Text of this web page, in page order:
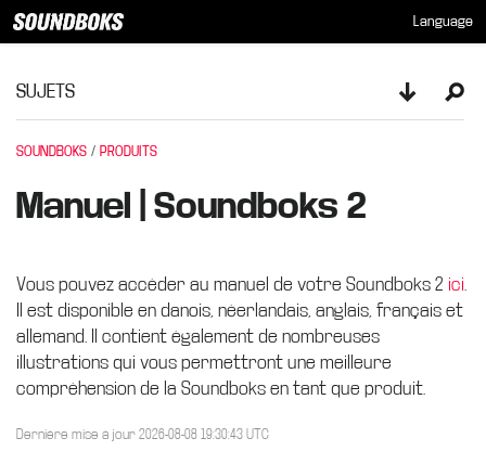
Language
SUJETS
Toggle
SOUNDBOKS PRODUITS
Manuel | Soundboks 2
Vous pouvez accéder au manuel de votre Soundboks 2 ici.
Il est disponible en danois, néerlandais, anglais, français et
allemand. Il contient également de nombreuses
illustrations qui vous permettront une meilleure
compréhension de la Soundboks en tant que produit.
Dernière mise à jour 2026-08-08 19:30:43 UTC